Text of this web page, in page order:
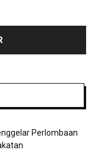
Perlombaan